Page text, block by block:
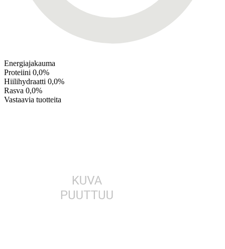
Energiajakauma
Proteiini 0,0%
Hiilihydraatti 0,0%
Rasva 0,0%
Vastaavia tuotteita